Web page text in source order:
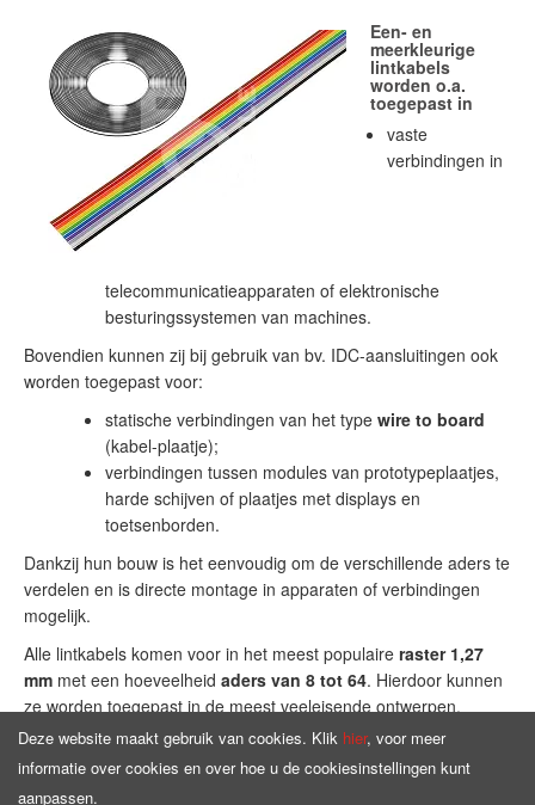
Een- en
meerkleurige
lintkabels
worden o.a.
toegepast in
vaste
verbindingen in
telecommunicatieapparaten of elektronische
besturingssystemen van machines.
Bovendien kunnen zij bij gebruik van bv. IDC-aansluitingen ook
worden toegepast voor:
statische verbindingen van het type wire to board
(kabel-plaatje);
verbindingen tussen modules van prototypeplaatjes,
harde schijven of plaatjes met displays en
toetsenborden.
Dankzij hun bouw is het eenvoudig om de verschillende aders te
verdelen en is directe montage in apparaten of verbindingen
mogelijk.
Alle lintkabels komen voor in het meest populaire raster 1,27
mm met een hoeveelheid aders van 8 tot 64. Hierdoor kunnen
ze worden toegepast in de meest veeleisende ontwerpen.
Homepage
Deze website maakt gebruik van cookies. Klik hier, voor meer
informatie over cookies en over hoe u de cookiesinstellingen kunt
aanpassen.